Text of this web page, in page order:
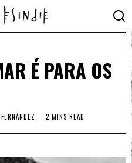
É PARA OS
2 MINS READ